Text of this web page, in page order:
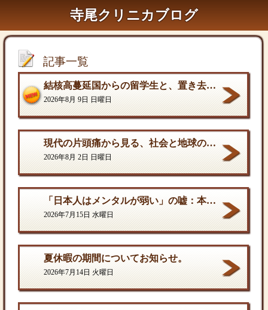
寺尾クリニカブログ
記事一覧
結核高蔓延国からの留学生と、置き去りにされた水際対策〜悪いのは学生でも学校でもなく、国の運用の遅れだ〜
2026年8月 9日 日曜日
現代の片頭痛から見る、社会と地球の構造的課題
2026年8月 2日 日曜日
「日本人はメンタルが弱い」の嘘：本当の弱さと、自分を守る「成熟した強さ
2026年7月15日 水曜日
夏休暇の期間についてお知らせ。
2026年7月14日 火曜日